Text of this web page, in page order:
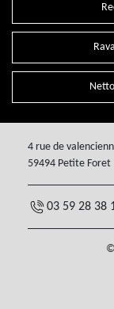
4 rue de
59494 Petite Foret
03 59 28 38